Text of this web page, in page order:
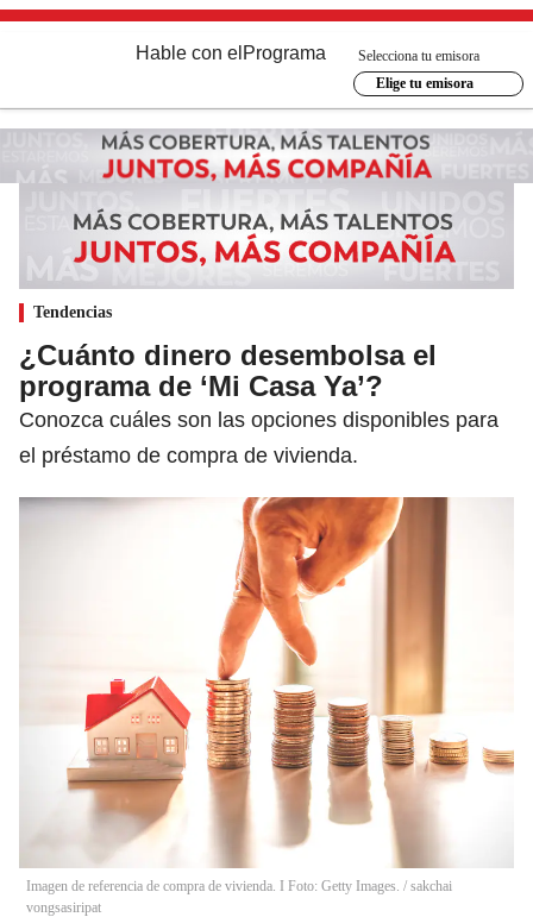
Hable con el Programa
Selecciona tu emisora
Elige tu emisora
Tendencias
¿Cuánto dinero desembolsa el
programa de ‘Mi Casa Ya’?
Conozca cuáles son las opciones disponibles para
el préstamo de compra de vivienda.
Imagen de referencia de compra de vivienda. I Foto: Getty Images. / sakchai
vongsasiripat